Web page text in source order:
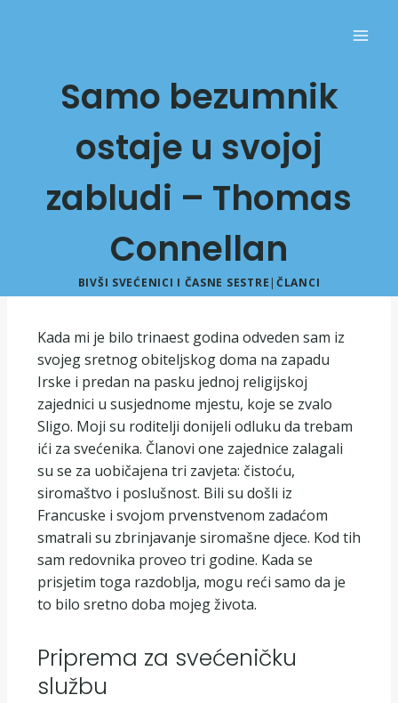
Samo bezumnik
ostaje u svojoj
zabludi – Thomas
Connellan
BIVŠI SVEĆENICI I ČASNE SESTRE | ČLANCI
Kada mi je bilo trinaest godina odveden sam iz
svojeg sretnog obiteljskog doma na zapadu
Irske i predan na pasku jednoj religijskoj
zajednici u susjednome mjestu, koje se zvalo
Sligo. Moji su roditelji donijeli odluku da trebam
ići za svećenika. Članovi one zajednice zalagali
su se za uobičajena tri zavjeta: čistoću,
siromaštvo i poslušnost. Bili su došli iz
Francuske i svojom prvenstvenom zadaćom
smatrali su zbrinjavanje siromašne djece. Kod tih
sam redovnika proveo tri godine. Kada se
prisjetim toga razdoblja, mogu reći samo da je
to bilo sretno doba mojeg života.
Priprema za svećeničku
službu